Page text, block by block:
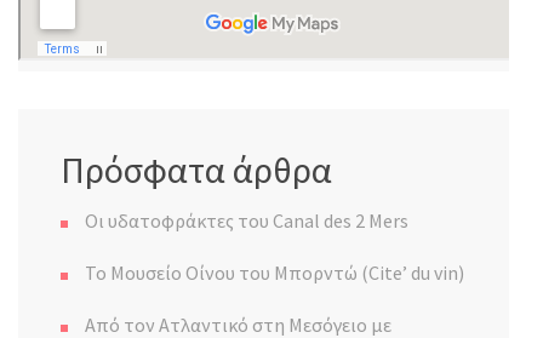
Πρόσφατα άρθρα
Οι υδατοφράκτες του Canal des 2 Mers
Το Μουσείο Οίνου του Μπορντώ (Cite’ du vin)
Από τον Ατλαντικό στη Μεσόγειο με